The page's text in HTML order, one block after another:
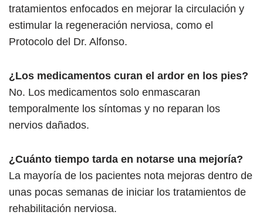
tratamientos enfocados en mejorar la circulación y
estimular la regeneración nerviosa, como el
Protocolo del Dr. Alfonso.
¿Los medicamentos curan el ardor en los pies?
No. Los medicamentos solo enmascaran
temporalmente los síntomas y no reparan los
nervios dañados.
¿Cuánto tiempo tarda en notarse una mejoría?
La mayoría de los pacientes nota mejoras dentro de
unas pocas semanas de iniciar los tratamientos de
rehabilitación nerviosa.